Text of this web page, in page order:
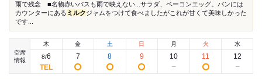
雨で残念 ■名物赤いバスも雨で映えない...サラダ、ベーコンエッグ。パンには
カウンターにある ミルクジャムをつけて食べましたがこれが甘くて美味しかった
です...
空席
情報
木
8/6
金
7
土
8
日
9
月
10
火
11
水
12